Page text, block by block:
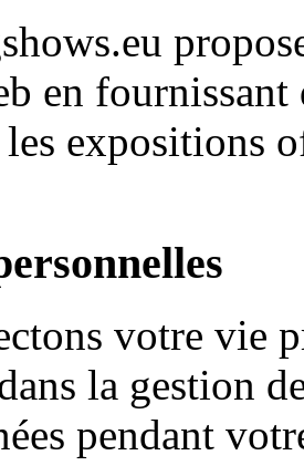
en
expositions
votre vie
la gestion
pendant